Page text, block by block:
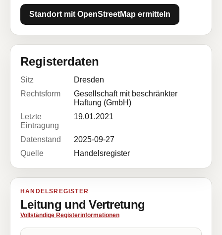
Standort mit OpenStreetMap ermitteln
Registerdaten
Sitz
Dresden
Rechtsform
Gesellschaft mit beschränkter
Haftung (GmbH)
Letzte
Eintragung
19.01.2021
Datenstand
2025-09-27
Quelle
Handelsregister
HANDELSREGISTER
Leitung und Vertretung
Vollständige Registerinformationen